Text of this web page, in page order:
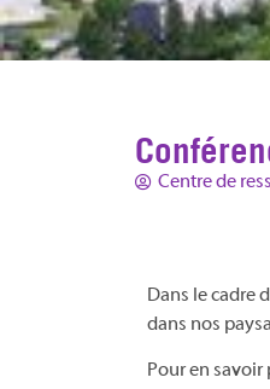
Centre de
Dans le cadre
dans nos
Pour en savoir